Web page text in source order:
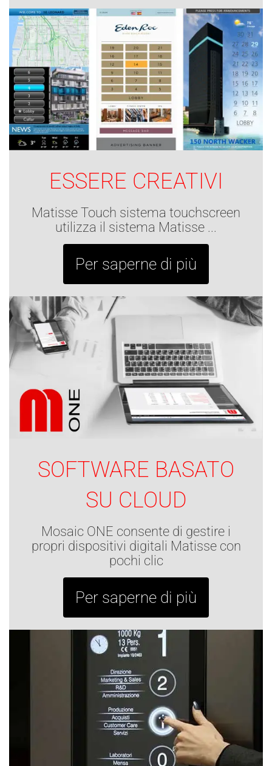
ESSERE CREATIVI
Matisse Touch sistema touchscreen
utilizza il sistema Matisse ...
Per saperne di più
SOFTWARE BASATO
SU CLOUD
Mosaic ONE consente di gestire i
propri dispositivi digitali Matisse con
pochi clic
Per saperne di più